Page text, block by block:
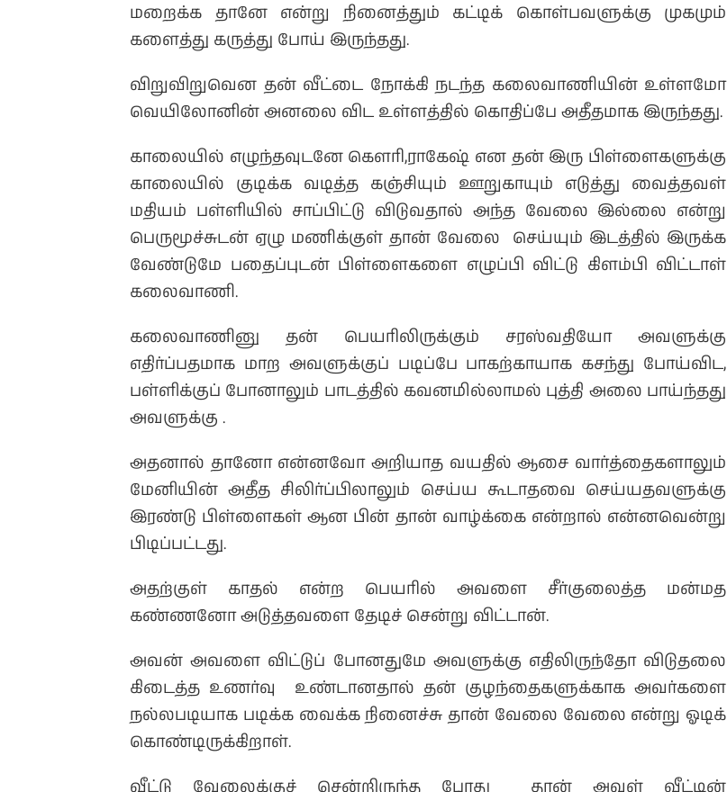
மறைக்க தானே என்று நினைத்தும் கட்டிக் கொள்பவளுக்கு முகமும்
களைத்து கருத்து போய் இருந்தது.
விறுவிறுவென தன் வீட்டை நோக்கி நடந்த கலைவாணியின் உள்ளமோ
வெயிலோனின் அனலை விட உள்ளத்தில் கொதிப்பே அதீதமாக இருந்தது.
காலையில் எழுந்தவுடனே கௌரி,ராகேஷ் என தன் இரு பிள்ளைகளுக்கு
காலையில் குடிக்க வடித்த கஞ்சியும் ஊறுகாயும் எடுத்து வைத்தவள்
மதியம் பள்ளியில் சாப்பிட்டு விடுவதால் அந்த வேலை இல்லை என்று
பெருமூச்சுடன் ஏழு மணிக்குள் தான் வேலை செய்யும் இடத்தில் இருக்க
வேண்டுமே பதைப்புடன் பிள்ளைகளை எழுப்பி விட்டு கிளம்பி விட்டாள்
கலைவாணி.
கலைவாணினு தன் பெயரிலிருக்கும் சரஸ்வதியோ அவளுக்கு
எதிர்ப்பதமாக மாற அவளுக்குப் படிப்பே பாகற்காயாக கசந்து போய்விட,
பள்ளிக்குப் போனாலும் பாடத்தில் கவனமில்லாமல் புத்தி அலை பாய்ந்தது
அவளுக்கு .
அதனால் தானோ என்னவோ அறியாத வயதில் ஆசை வார்த்தைகளாலும்
மேனியின் அதீத சிலிர்ப்பிலாலும் செய்ய கூடாதவை செய்யதவளுக்கு
இரண்டு பிள்ளைகள் ஆன பின் தான் வாழ்க்கை என்றால் என்னவென்று
பிடிப்பட்டது.
அதற்குள் காதல் என்ற பெயரில் அவளை சீர்குலைத்த மன்மத
கண்ணனோ அடுத்தவளை தேடிச் சென்று விட்டான்.
அவன் அவளை விட்டுப் போனதுமே அவளுக்கு எதிலிருந்தோ விடுதலை
கிடைத்த உணர்வு உண்டானதால் தன் குழந்தைகளுக்காக அவர்களை
நல்லபடியாக படிக்க வைக்க நினைச்சு தான் வேலை வேலை என்று ஓடிக்
கொண்டிருக்கிறாள்.